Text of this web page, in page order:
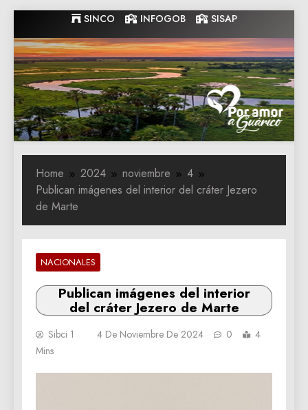
to
content
SINCO INFOGOB SISAP
Gobernacion
de Guarico
Gobernacion de Guarico
Home 2024 noviembre
4
Publican imágenes del interior del cráter Jezero
de Marte
NACIONALES
Publican imágenes del interior
del cráter Jezero de Marte
Sibci 1 4 De Noviembre De 2024 0
4
Mins